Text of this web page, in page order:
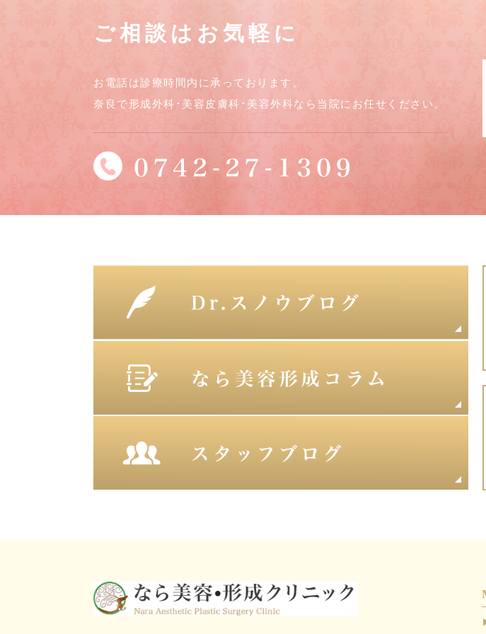
ご相談はお気軽に
お電話は診療時間内に承っております。
奈良で形成外科･美容皮膚科･美容外科なら当院にお任せください。